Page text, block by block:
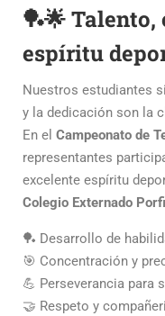
🏓🌟
espíritu
Nuestros estudiantes
y la dedicación son la
En el Campeonato de
representantes
excelente espíritu
Colegio Externado
🏓 Desarrollo de
🎯 Concentración y
💪 Perseverancia para
🤝 Respeto y